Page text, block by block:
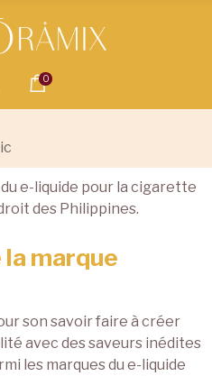
0
e-liquide pour la cigarette
des Philippines.
marque
son savoir faire à créer
avec des saveurs inédites
les marques du e-liquide